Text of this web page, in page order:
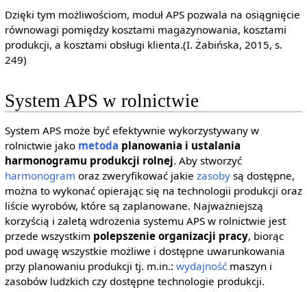
Dzięki tym możliwościom, moduł APS pozwala na osiągnięcie
równowagi pomiędzy kosztami magazynowania, kosztami
produkcji, a kosztami obsługi klienta.(I. Żabińska, 2015, s.
249)
System APS w rolnictwie
System APS może być efektywnie wykorzystywany w
rolnictwie jako metoda planowania i ustalania
harmonogramu produkcji rolnej. Aby stworzyć
harmonogram oraz zweryfikować jakie zasobysą dostępne,
można to wykonać opierając się na technologii produkcji oraz
liście wyrobów, które są zaplanowane. Najważniejszą
korzyścią i zaletą wdrożenia systemu APS w rolnictwie jest
przede wszystkim polepszenie organizacji pracy, biorąc
pod uwagę wszystkie możliwe i dostępne uwarunkowania
przy planowaniu produkcji tj. m.in.: wydajnośćmaszyn i
zasobów ludzkich czy dostępne technologie produkcji.